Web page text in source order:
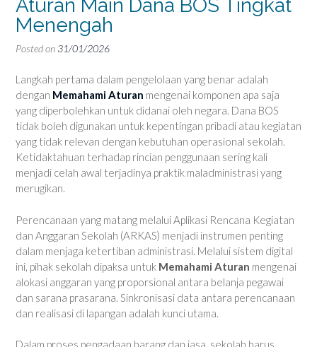
Aturan Main Dana BOS Tingkat
Menengah
Posted on 31/01/2026
Langkah pertama dalam pengelolaan yang benar adalah
dengan Memahami Aturan mengenai komponen apa saja
yang diperbolehkan untuk didanai oleh negara. Dana BOS
tidak boleh digunakan untuk kepentingan pribadi atau kegiatan
yang tidak relevan dengan kebutuhan operasional sekolah.
Ketidaktahuan terhadap rincian penggunaan sering kali
menjadi celah awal terjadinya praktik maladministrasi yang
merugikan.
Perencanaan yang matang melalui Aplikasi Rencana Kegiatan
dan Anggaran Sekolah (ARKAS) menjadi instrumen penting
dalam menjaga ketertiban administrasi. Melalui sistem digital
ini, pihak sekolah dipaksa untuk Memahami Aturan mengenai
alokasi anggaran yang proporsional antara belanja pegawai
dan sarana prasarana. Sinkronisasi data antara perencanaan
dan realisasi di lapangan adalah kunci utama.
Dalam proses pengadaan barang dan jasa, sekolah harus